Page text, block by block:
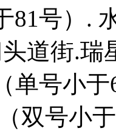
81号）.
道街.瑞
单号小
双号小